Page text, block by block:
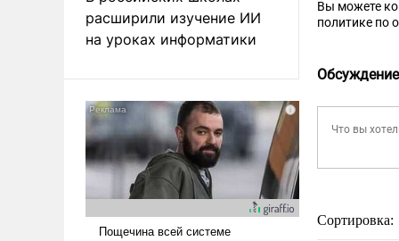
расширили изучение ИИ
на уроках информатики
Вы можете
политике по
Сортировка: